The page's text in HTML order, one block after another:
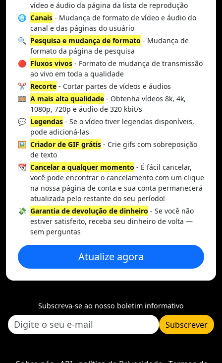
vídeo e áudio da página da lista de reprodução
🌐 Canais - Mudança de formato de vídeo e áudio do
canal e das páginas do usuário
🔍 Pesquisa e mudança de formato - Mudança de
formato da página de pesquisa
🔴 Fluxos vivos - Formato de mudança de transmissão
ao vivo em toda a qualidade
✂️ Recorte - Cortar partes de vídeos e áudios
🎞️ A mais alta qualidade - Obtenha vídeos 8k, 4k,
1080p, 720p e áudio de 320 kbit/s
💬 Legendas - Se o vídeo tiver legendas disponíveis,
pode adicioná-las
🖼️ Criador de GIF grátis - Crie gifs com sobreposição
de texto
📆 Cancelar a qualquer momento - É fácil cancelar,
você pode encontrar o cancelamento com um clique
na nossa página de conta e sua conta permanecerá
atualizada pelo restante do seu período!
💸 Garantia de devolução de dinheiro - Se você não
estiver satisfeito, receba seu dinheiro de volta —
sem perguntas
Atualize agora
Subscreva-se ao nosso boletim informativo
Subscrever